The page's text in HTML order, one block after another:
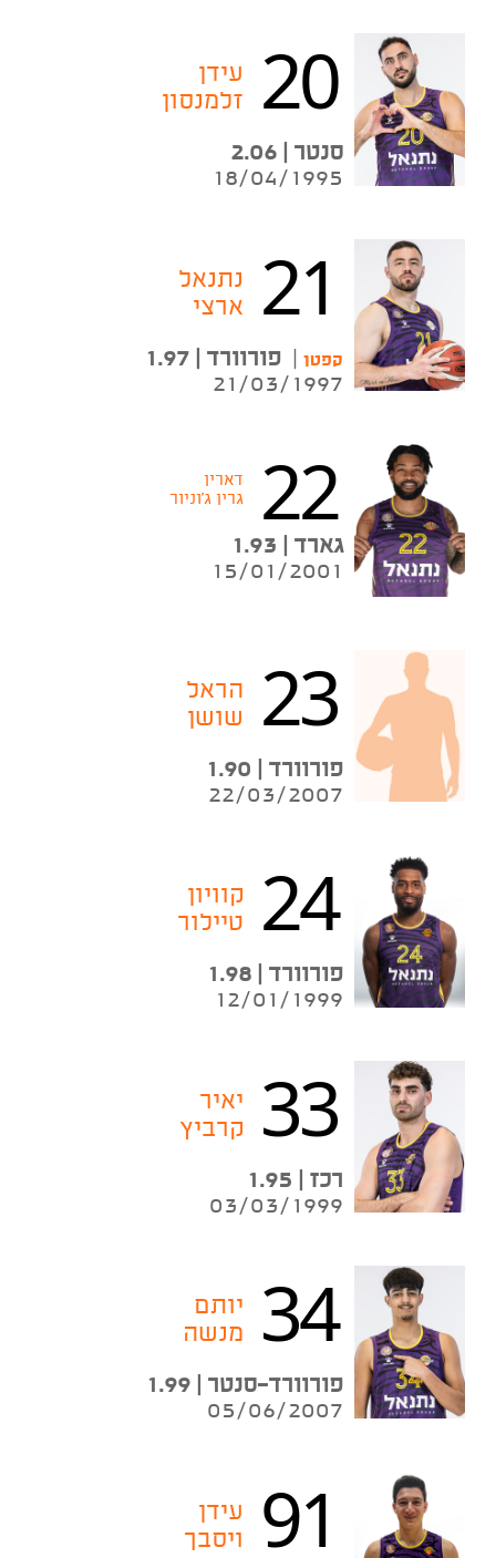
20
עידן
זלמנסון
סנטר | 2.06
18/04/1995
21
נתנאל
ארצי
קפטן |פורוורד | 1.97
21/03/1997
22
דארין
גרין ג'וניור
גארד | 1.93
15/01/2001
23
הראל
שושן
פורוורד | 1.90
22/03/2007
24
קוויון
טיילור
פורוורד | 1.98
12/01/1999
33
יאיר
קרביץ
רכז | 1.95
03/03/1999
34
יותם
מנשה
פורוורד-סנטר | 1.99
05/06/2007
91
עידן
ויסבך